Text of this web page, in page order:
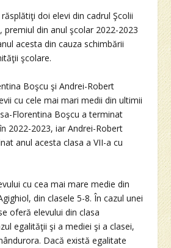
doi elevi din cadrul Şcolii
premiul din anul şcolar 2022-2023
acesta din cauza schimbării
şcolare.
Boşcu şi Andrei-Robert
cu cele mai mari medii din ultimii
Florentina Boşcu a terminat
2022-2023, iar Andrei-Robert
anul acesta clasa a VII-a cu
cu cea mai mare medie din
din clasele 5-8. În cazul unei
oferă elevului din clasa
egalităţii şi a mediei şi a clasei,
Dacă există egalitate